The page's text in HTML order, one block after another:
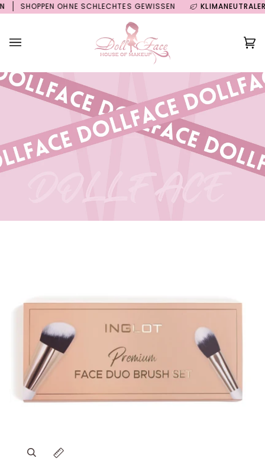
Direkt
zum
SHOPPEN OHNE SCHLECHTES GEWISSEN KLIMANEUTRALER